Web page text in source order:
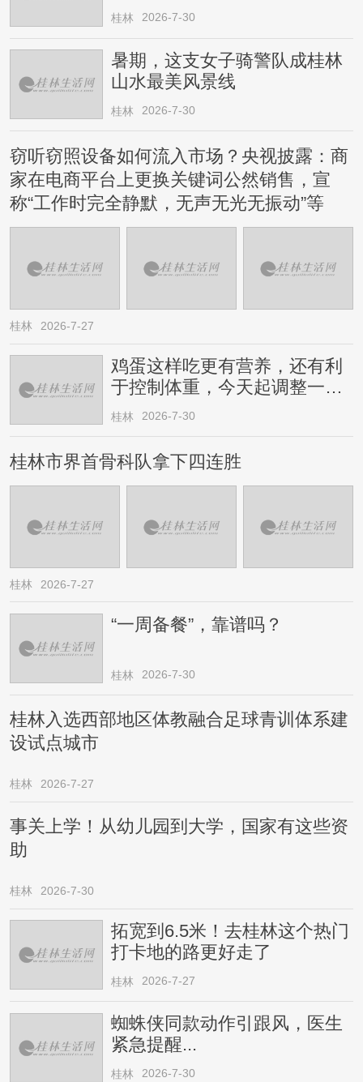
桂林 2026-7-30
暑期，这支女子骑警队成桂林
山水最美风景线
桂林 2026-7-30
窃听窃照设备如何流入市场？央视披露：商
家在电商平台上更换关键词公然销售，宣
称“工作时完全静默，无声无光无振动”等
桂林 2026-7-27
鸡蛋这样吃更有营养，还有利
于控制体重，今天起调整一下
→
桂林 2026-7-30
桂林市界首骨科队拿下四连胜
桂林 2026-7-27
“一周备餐”，靠谱吗？
桂林 2026-7-30
桂林入选西部地区体教融合足球青训体系建
设试点城市
桂林 2026-7-27
事关上学！从幼儿园到大学，国家有这些资
助
桂林 2026-7-30
拓宽到6.5米！去桂林这个热门
打卡地的路更好走了
桂林 2026-7-27
蜘蛛侠同款动作引跟风，医生
紧急提醒...
桂林 2026-7-30